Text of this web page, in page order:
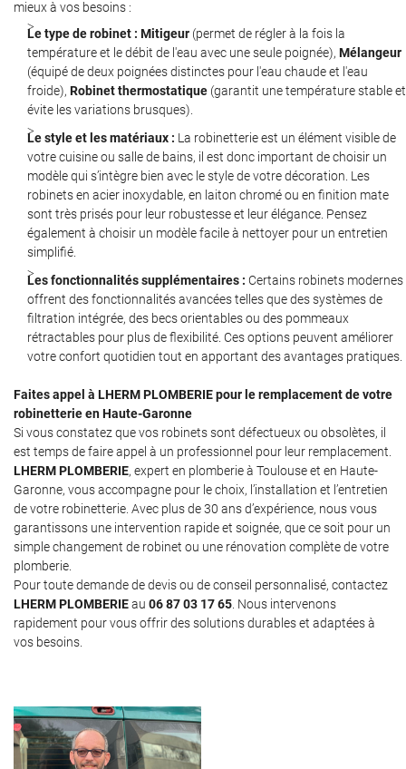
Accueil
Services
Avis
Actualités
Contact
06 87 03 17
Restez
mieux à vos besoins :
Le type de robinet : Mitigeur (permet de régler à la fois la
température et le débit de l'eau avec une seule poignée), Mélangeur
(équipé de deux poignées distinctes pour l'eau chaude et l'eau
froide), Robinet thermostatique (garantit une température stable et
évite les variations brusques).
Le style et les matériaux : La robinetterie est un élément visible de
votre cuisine ou salle de bains, il est donc important de choisir un
modèle qui s’intègre bien avec le style de votre décoration. Les
robinets en acier inoxydable, en laiton chromé ou en finition mate
sont très prisés pour leur robustesse et leur élégance. Pensez
également à choisir un modèle facile à nettoyer pour un entretien
simplifié.
Les fonctionnalités supplémentaires : Certains robinets modernes
offrent des fonctionnalités avancées telles que des systèmes de
filtration intégrée, des becs orientables ou des pommeaux
rétractables pour plus de flexibilité. Ces options peuvent améliorer
votre confort quotidien tout en apportant des avantages pratiques.
Faites appel à LHERM PLOMBERIE pour le remplacement de votre
robinetterie en Haute-Garonne
Si vous constatez que vos robinets sont défectueux ou obsolètes, il
est temps de faire appel à un professionnel pour leur remplacement.
LHERM PLOMBERIE, expert en plomberie à Toulouse et en Haute-
Garonne, vous accompagne pour le choix, l’installation et l’entretien
de votre robinetterie. Avec plus de 30 ans d’expérience, nous vous
garantissons une intervention rapide et soignée, que ce soit pour un
simple changement de robinet ou une rénovation complète de votre
plomberie.
Pour toute demande de devis ou de conseil personnalisé, contactez
LHERM PLOMBERIEau 06 87 03 17 65 . Nous intervenons
rapidement pour vous offrir des solutions durables et adaptées à
vos besoins.